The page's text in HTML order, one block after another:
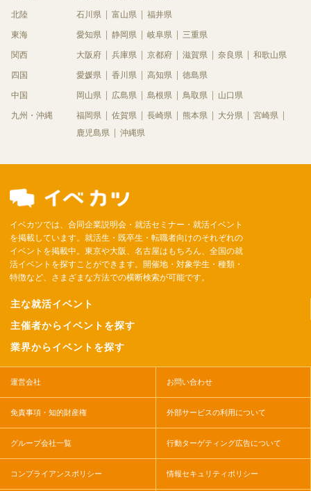
北陸 石川県 富山県 福井県
東海 愛知県 静岡県 岐阜県 三重県
関西 大阪府 兵庫県 京都府 滋賀県 奈良県 和歌山県
四国 愛媛県 香川県 高知県 徳島県
中国 岡山県 広島県 島根県 鳥取県 山口県
九州・沖縄 福岡県 佐賀県 長崎県 熊本県 大分県
宮崎県
鹿児島県
沖縄県
イベカツでは、合同企業説明会・就活セミナー・就活イベント
を掲載しています。就活生・既卒生・転職者向けのそれぞれの
イベントを掲載中。東京や大阪、名古屋はもちろん、全国の就
活イベントを探すことができます。開催地・対象学生・種類・
特徴など、さまざまな方法での横断検索が可能です。
主な就活イベント
主催者からイベントを探す
業界からイベントを探す
運営会社 お問い合わせ
免責事項・知的財産権 外部サービスの利用について
グループ会社一覧 行動ターゲティング広告について
コンプライアンスポリシー 情報セキュリティポリシー